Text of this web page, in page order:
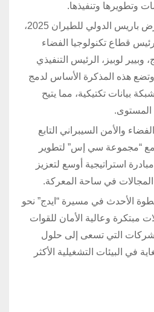
وتطويرها وتنفيذها.
ووقع المذكرة، خلال معرض باريس الدولي للطيران 2025،
قطاع تكنولوجيا الفضاء
وبيير لوبيز، الرئيس التنفيذي
هذه المذكرة الأساس لدمج
بيانات تكتيكية، مما يتيح
والأمن السيبراني التابع
مع “مجموعة سي إس” لتطوير
استراتيجية أوسع لتعزيز
المجالات في ساحة المعركة.
الأحدث في مسيرة “ايدج” نحو
مبتكرة وعالية الأمان للقوات
التي تسعى إلى حلول
في البيئات التشغيلية الأكثر